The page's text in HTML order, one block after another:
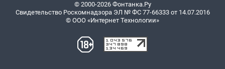
© 2000-2026 Фонтанка.Ру
Свидетельство Роскомнадзора ЭЛ № ФС 77-66333 от 14.07.2016
© ООО «Интернет Технологии»